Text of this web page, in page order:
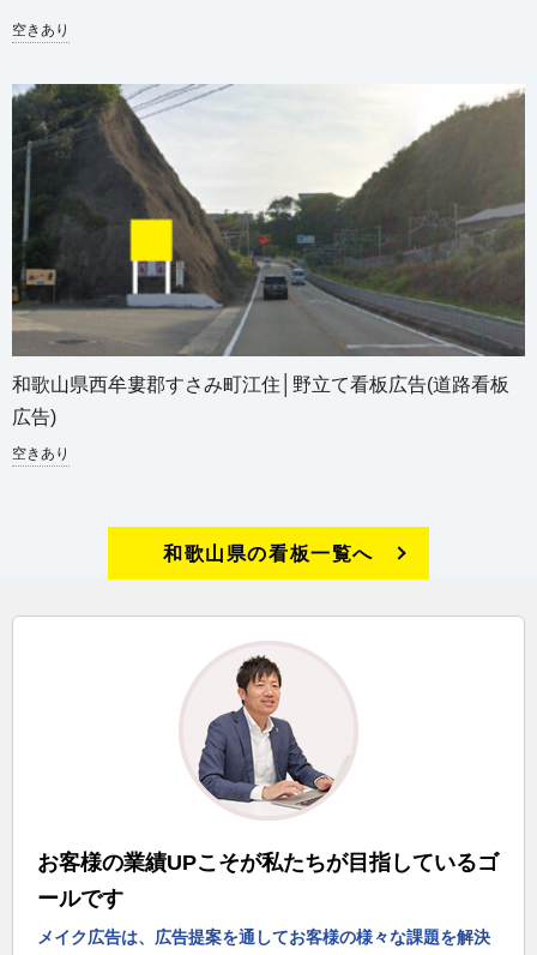
空きあり
和歌山県西牟婁郡すさみ町江住│野立て看板広告(道路看板
広告)
空きあり
和歌山県の看板一覧へ
お客様の業績UPこそが私たちが目指しているゴ
ールです
メイク広告は、広告提案を通してお客様の様々な課題を解決